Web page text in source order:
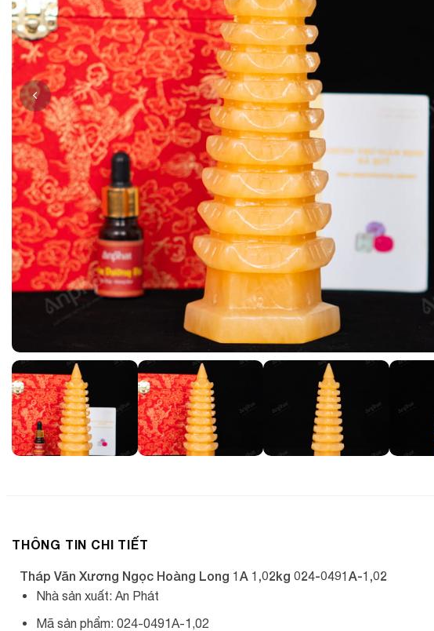
THÔNG TIN CHI TIẾT
Tháp Văn Xương Ngọc Hoàng Long 1A 1,02kg 024-0491A-1,02
Nhà sản xuất: An Phát
Mã sản phẩm: 024-0491A-1,02